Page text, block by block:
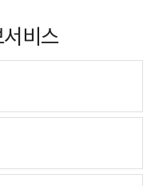
비스